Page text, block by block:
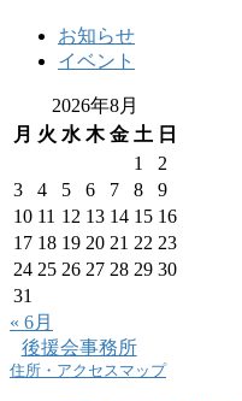
お知らせ
イベント
2026年8月
月 火 水 木 金 土 日
1
2
3
4 5 6 7 8
9
10 11 12 13 14 15 16
17 18 19 20 21 22 23
24 25 26 27 28 29 30
31
« 6月
後援会事務所
住所・アクセスマップ